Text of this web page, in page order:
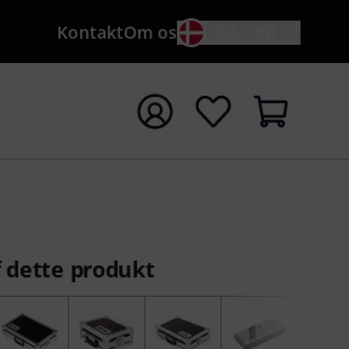
KontaktOm os
{searchTerm}
dette produkt